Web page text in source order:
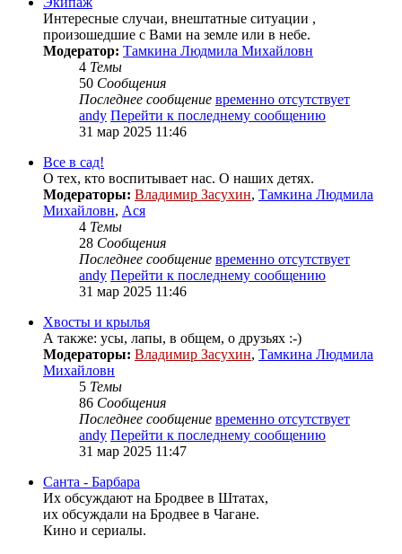
Интересные случаи, внештатные ситуации ,
произошедшие с Вами на земле или в небе.
Модератор: Тамкина Людмила Михайловн
4 Темы
50 Сообщения
Последнее сообщение временно отсутствует
andy Перейти к последнему сообщению
31 мар 2025 11:46
Все в сад!
О тех, кто воспитывает нас. О наших детях.
Модераторы: Владимир Засухин, Тамкина Людмила
Михайловн, Ася
4 Темы
28 Сообщения
Последнее сообщение временно отсутствует
andy Перейти к последнему сообщению
31 мар 2025 11:46
Хвосты и крылья
А также: усы, лапы, в общем, о друзьях :-)
Модераторы: Владимир Засухин, Тамкина Людмила
Михайловн
5 Темы
86 Сообщения
Последнее сообщение временно отсутствует
andy Перейти к последнему сообщению
31 мар 2025 11:47
Санта - Барбара
Их обсуждают на Бродвее в Штатах,
их обсуждали на Бродвее в Чагане.
Кино и сериалы.